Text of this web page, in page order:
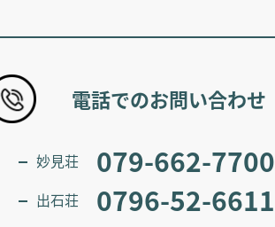
電話でのお問い合わせ
妙見荘 079-662-7700
出石荘 0796-52-6611